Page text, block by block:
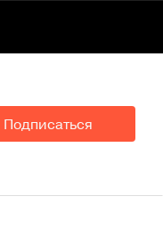
Подписаться